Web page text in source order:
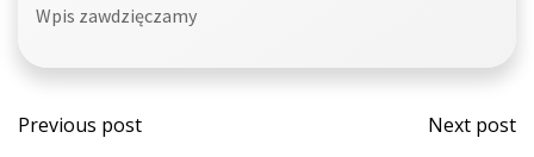
Wpis zawdzięczamy
Post
Previous post
Post
Next post